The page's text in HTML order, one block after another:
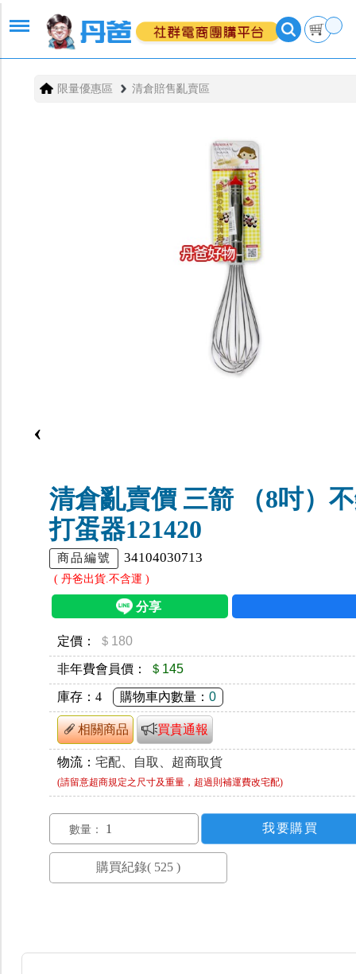
限量優惠區 清倉賠售亂賣區
‹
清倉亂賣價 三箭 （8吋）
打蛋器121420
商品編號 34104030713
( 丹爸出貨.不含運 )
定價： ＄180
非年費會員價： ＄145
庫存：4 購物車內數量：0
相關商品 買貴通報
物流：宅配、自取、超商取貨
(請留意超商規定之尺寸及重量，超過則補運費改宅配)
數量：